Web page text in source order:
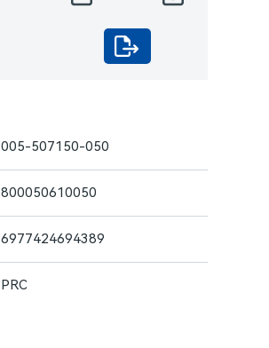
005-507150-050
800050610050
6977424694389
PRC